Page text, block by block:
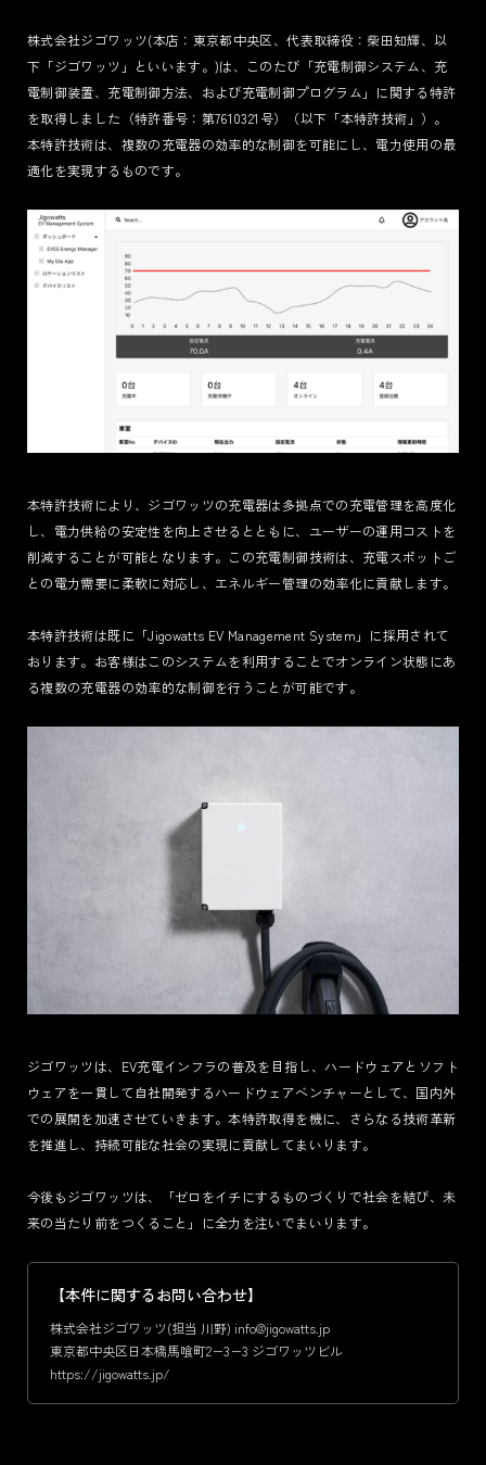
株式会社ジゴワッツ(本店：東京都中央区、代表取締役：柴田知輝、以
下「ジゴワッツ」といいます。)は、このたび「充電制御システム、充
電制御装置、充電制御方法、および充電制御プログラム」に関する特許
を取得しました（特許番号：第7610321号）（以下「本特許技術」）。
本特許技術は、複数の充電器の効率的な制御を可能にし、電力使用の最
適化を実現するものです。
本特許技術により、ジゴワッツの充電器は多拠点での充電管理を高度化
し、電力供給の安定性を向上させるとともに、ユーザーの運用コストを
削減することが可能となります。この充電制御技術は、充電スポットご
との電力需要に柔軟に対応し、エネルギー管理の効率化に貢献します。
本特許技術は既に「Jigowatts EV Management System」に採用されて
おります。お客様はこのシステムを利用することでオンライン状態にあ
る複数の充電器の効率的な制御を行うことが可能です。
ジゴワッツは、EV充電インフラの普及を目指し、ハードウェアとソフト
ウェアを一貫して自社開発するハードウェアベンチャーとして、国内外
での展開を加速させていきます。本特許取得を機に、さらなる技術革新
を推進し、持続可能な社会の実現に貢献してまいります。
今後もジゴワッツは、「ゼロをイチにするものづくりで社会を結び、未
来の当たり前をつくること」に全力を注いでまいります。
【本件に関するお問い合わせ】
株式会社ジゴワッツ(担当 川野) info@jigowatts.jp
東京都中央区日本橋馬喰町2−3−3 ジゴワッツビル
https://jigowatts.jp/